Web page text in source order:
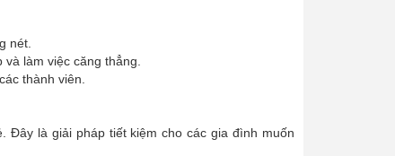
nét.
làm việc căng thẳng.
thành viên.
là giải pháp tiết kiệm cho các gia đình muốn